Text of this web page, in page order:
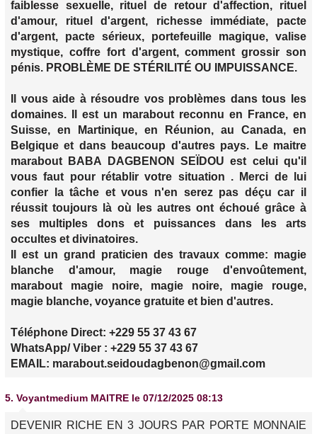
faiblesse sexuelle, rituel de retour d'affection, rituel
d'amour, rituel d'argent, richesse immédiate, pacte
d'argent, pacte sérieux, portefeuille magique, valise
mystique, coffre fort d'argent, comment grossir son
pénis. PROBLÈME DE STÉRILITÉ OU IMPUISSANCE.
Il vous aide à résoudre vos problèmes dans tous les
domaines. Il est un marabout reconnu en France, en
Suisse, en Martinique, en Réunion, au Canada, en
Belgique et dans beaucoup d'autres pays. Le maitre
marabout BABA DAGBENON SEÏDOU est celui qu'il
vous faut pour rétablir votre situation . Merci de lui
confier la tâche et vous n'en serez pas déçu car il
réussit toujours là où les autres ont échoué grâce à
ses multiples dons et puissances dans les arts
occultes et divinatoires.
Il est un grand praticien des travaux comme: magie
blanche d'amour, magie rouge d'envoûtement,
marabout magie noire, magie noire, magie rouge,
magie blanche, voyance gratuite et bien d'autres.
Téléphone Direct: +229 55 37 43 67
WhatsApp/ Viber : +229 55 37 43 67
EMAIL: marabout.seidoudagbenon@gmail.com
5. Voyantmedium MAITRE le 07/12/2025 08:13
DEVENIR RICHE EN 3 JOURS PAR PORTE MONNAIE